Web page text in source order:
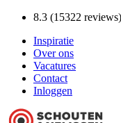
8.3 (15322 reviews)
Inspiratie
Over ons
Vacatures
Contact
Inloggen